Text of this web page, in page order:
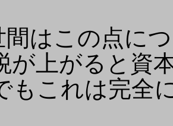
はこの点に
が上がると資
もこれは完全